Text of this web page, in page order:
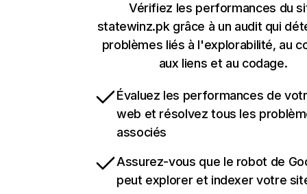
Vérifiez les performances du
statewinz.pk grâce à un audit qui
problèmes liés à l'explorabilité, au
aux liens et au codage.
Évaluez les performances de
web et résolvez tous les
associés
Assurez-vous que le robot de
peut explorer et indexer votre